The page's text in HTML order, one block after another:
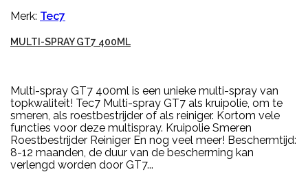
Merk: Tec7
MULTI-SPRAY GT7 400ML
Multi-spray GT7 400ml is een unieke multi-spray van
topkwaliteit! Tec7 Multi-spray GT7 als kruipolie, om te
smeren, als roestbestrijder of als reiniger. Kortom vele
functies voor deze multispray. Kruipolie Smeren
Roestbestrijder Reiniger En nog veel meer! Beschermtijd:
8-12 maanden, de duur van de bescherming kan
verlengd worden door GT7...